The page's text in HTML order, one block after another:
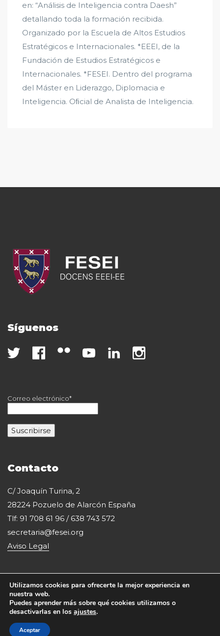
en: “Análisis de Inteligencia contra Daesh”
detallando toda la formación recibida.
Organizado por la Escuela de Altos Estudios
Estratégicos e Internacionales. *EEEI, de la
Fundación de Estudios Estratégicos e
Internacionales. *FESEI. Dentro del programa
del Máster en Liderazgo, Diplomacia e
Inteligencia. Oﬁcial de Analista de Inteligencia.
Síguenos
Correo electrónico*
Contacto
C/ Joaquín Turina, 2
28224 Pozuelo de Alarcón España
Tlf: 91 708 61 96 / 638 743 572
secretaria@fesei.org
Aviso Legal
Copyright 2020 Fesei. Todos los derechos reservados.
Utilizamos cookies para ofrecerte la mejor experiencia en
nuestra web.
Puedes aprender más sobre qué cookies utilizamos o
desactivarlas en los ajustes.
Aceptar